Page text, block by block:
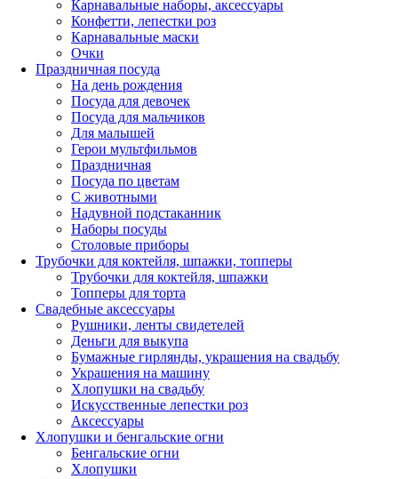
Карнавальные наборы, аксессуары
Конфетти, лепестки роз
Карнавальные маски
Очки
Праздничная посуда
На день рождения
Посуда для девочек
Посуда для мальчиков
Для малышей
Герои мультфильмов
Праздничная
Посуда по цветам
С животными
Надувной подстаканник
Наборы посуды
Столовые приборы
Трубочки для коктейля, шпажки, топперы
Трубочки для коктейля, шпажки
Топперы для торта
Свадебные аксессуары
Рушники, ленты свидетелей
Деньги для выкупа
Бумажные гирлянды, украшения на свадьбу
Украшения на машину
Хлопушки на свадьбу
Искусственные лепестки роз
Аксессуары
Хлопушки и бенгальские огни
Бенгальские огни
Хлопушки